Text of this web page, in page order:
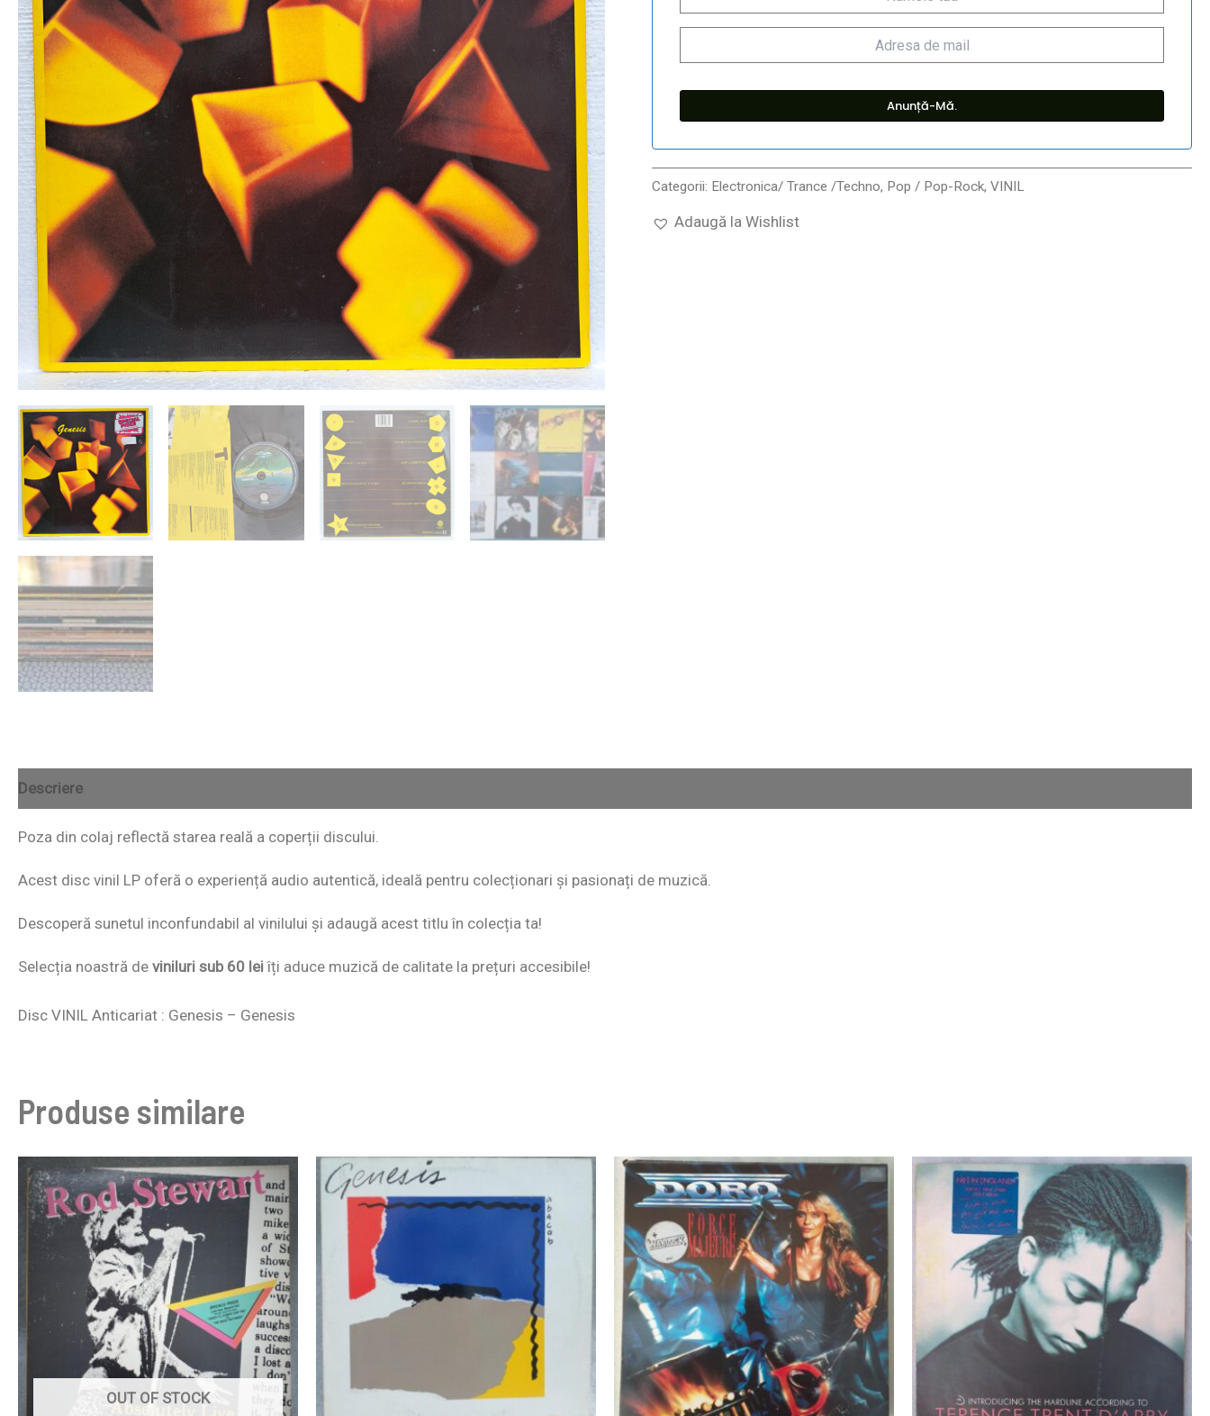
Categorii: Electronica/ Trance /Techno, Pop / Pop-Rock,VINIL
Adaugă la Wishlist
Descriere
Poza din colaj reflectă starea reală a coperții discului.
Acest disc vinil LP oferă o experiență audio autentică, ideală pentru colecționari și pasionați de muzică.
Descoperă sunetul inconfundabil al vinilului și adaugă acest titlu în colecția ta!
Selecția noastră de viniluri sub 60 leiîți aduce muzică de calitate la prețuri accesibile!
Disc VINIL Anticariat : Genesis – Genesis
Produse similare
OUT OF STOCK